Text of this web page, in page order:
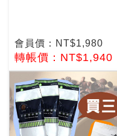
會員價：NT$1,980
轉帳價：NT$1,940